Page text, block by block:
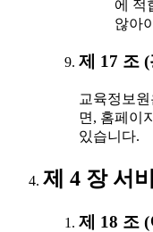
에 적
않아
제 17 조
교육정보
면, 홈페이
있습니다.
제 4 장 서
제 18 조